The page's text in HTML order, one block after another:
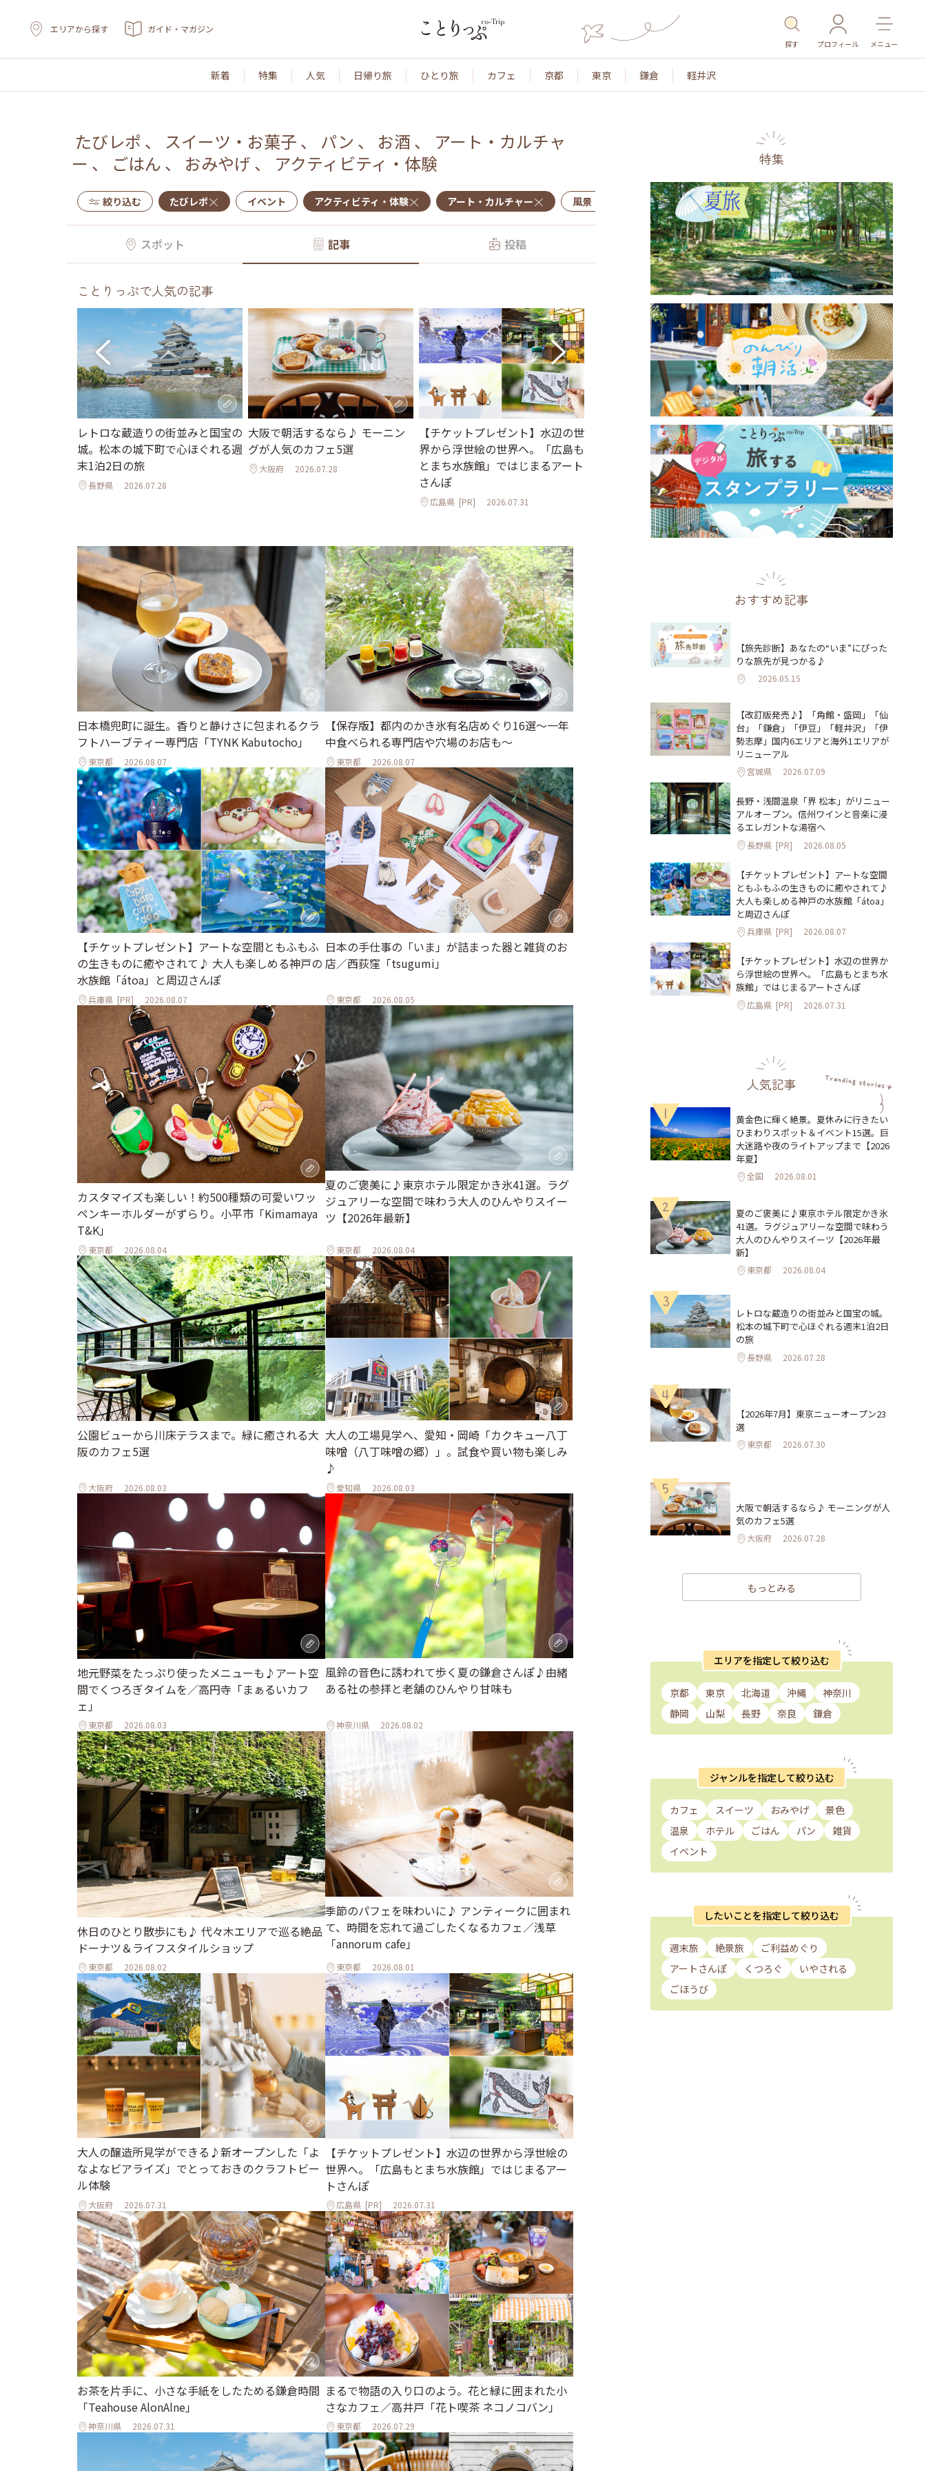
エリアから探す ガイド・マガジン
探す プロフィール メニュー
新着 特集 人気 日帰り旅 ひとり旅 カフェ 京都 東京 鎌倉 軽井沢
たびレポ 、 スイーツ・お菓子 、 パン 、 お酒 、 アート・カルチャ
ー 、 ごはん 、 おみやげ 、 アクティビティ・体験
絞り込む たびレポ イベント アクティビティ・体験 アート・カルチャー 風景・景色 名所・旧跡 温泉・スパ その他施設 ごはん
スポット 記事 投稿
ことりっぷで人気の記事
レトロな蔵造りの街並みと国宝の
城。松本の城下町で心ほぐれる週
末1泊2日の旅
長野県 2026.07.28
大阪で朝活するなら♪ モーニン
グが人気のカフェ5選
大阪府 2026.07.28
【チケットプレゼント】水辺の世
界から浮世絵の世界へ。「広島も
とまち水族館」ではじまるアート
さんぽ
広島県 [PR] 2026.07.31
季節のパフェを味わいに♪ アン
ティークに囲まれて、時間を忘れ
て過ごしたくなるカフェ／浅草
「annorum cafe」
2026.08.01
日本橋兜町に誕生。香りと静けさに包まれるクラ
フトハーブティー専門店「TYNK Kabutocho」
東京都 2026.08.07
【保存版】都内のかき氷有名店めぐり16選～一年
中食べられる専門店や穴場のお店も～
東京都 2026.08.07
【チケットプレゼント】アートな空間ともふもふ
の生きものに癒やされて♪ 大人も楽しめる神戸の
水族館「átoa」と周辺さんぽ
兵庫県 [PR] 2026.08.07
日本の手仕事の「いま」が詰まった器と雑貨のお
店／西荻窪「tsugumi」
東京都 2026.08.05
カスタマイズも楽しい！約500種類の可愛いワッ
ペンキーホルダーがずらり。小平市「Kimamaya
T&K」
東京都 2026.08.04
夏のご褒美に♪東京ホテル限定かき氷41選。ラグ
ジュアリーな空間で味わう大人のひんやりスイー
ツ【2026年最新】
東京都 2026.08.04
公園ビューから川床テラスまで。緑に癒される大
阪のカフェ5選
大阪府 2026.08.03
大人の工場見学へ、愛知・岡崎「カクキュー八丁
味噌（八丁味噌の郷）」。試食や買い物も楽しみ
♪
愛知県 2026.08.03
地元野菜をたっぷり使ったメニューも♪アート空
間でくつろぎタイムを／高円寺「まぁるいカフ
ェ」
東京都 2026.08.03
風鈴の音色に誘われて歩く夏の鎌倉さんぽ♪由緒
ある社の参拝と老舗のひんやり甘味も
神奈川県 2026.08.02
休日のひとり散歩にも♪ 代々木エリアで巡る絶品
ドーナツ＆ライフスタイルショップ
東京都 2026.08.02
季節のパフェを味わいに♪ アンティークに囲まれ
て、時間を忘れて過ごしたくなるカフェ／浅草
「annorum cafe」
東京都 2026.08.01
大人の醸造所見学ができる♪新オープンした「よ
なよなビアライズ」でとっておきのクラフトビー
ル体験
大阪府 2026.07.31
【チケットプレゼント】水辺の世界から浮世絵の
世界へ。「広島もとまち水族館」ではじまるアー
トさんぽ
広島県 [PR] 2026.07.31
お茶を片手に、小さな手紙をしたためる鎌倉時間
「Teahouse AlonAlne」
神奈川県 2026.07.31
まるで物語の入り口のよう。花と緑に囲まれた小
さなカフェ／高井戸「花ト喫茶 ネコノコバン」
東京都 2026.07.29
特集
おすすめ記事
【旅先診断】あなたの“いま”にぴった
りな旅先が見つかる♪
2026.05.15
【改訂版発売♪】「角館・盛岡」「仙
台」「鎌倉」「伊豆」「軽井沢」「伊
勢志摩」国内6エリアと海外1エリアが
リニューアル
宮城県 2026.07.09
長野・浅間温泉「界 松本」がリニュー
アルオープン。信州ワインと音楽に浸
るエレガントな湯宿へ
長野県 [PR] 2026.08.05
【チケットプレゼント】アートな空間
ともふもふの生きものに癒やされて♪
大人も楽しめる神戸の水族館「átoa」
と周辺さんぽ
兵庫県 [PR] 2026.08.07
【チケットプレゼント】水辺の世界か
ら浮世絵の世界へ。「広島もとまち水
族館」ではじまるアートさんぽ
広島県 [PR] 2026.07.31
人気記事
1
黄金色に輝く絶景。夏休みに行きたい
ひまわりスポット＆イベント15選。巨
大迷路や夜のライトアップまで【2026
年夏】
全国 2026.08.01
2
夏のご褒美に♪東京ホテル限定かき氷
41選。ラグジュアリーな空間で味わう
大人のひんやりスイーツ【2026年最
新】
東京都 2026.08.04
3
レトロな蔵造りの街並みと国宝の城。
松本の城下町で心ほぐれる週末1泊2日
の旅
長野県 2026.07.28
4
【2026年7月】東京ニューオープン23
選
東京都 2026.07.30
5
大阪で朝活するなら♪ モーニングが人
気のカフェ5選
大阪府 2026.07.28
もっとみる
エリアを指定して絞り込む
京都 東京 北海道 沖縄
神奈川
静岡
山梨 長野 奈良 鎌倉
ジャンルを指定して絞り込む
カフェ スイーツ おみやげ
景色
温泉
ホテル ごはん パン
雑貨
イベント
したいことを指定して絞り込む
週末旅 絶景旅
ご利益めぐり
アートさんぽ
くつろぐ
いやされる
ごほうび